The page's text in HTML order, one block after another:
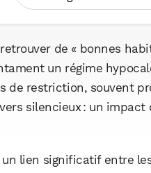
de « bonnes
un régime
de restriction, souvent
silencieux : un
lien significatif entre